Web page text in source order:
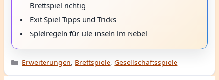
Brettspiel richtig
Exit Spiel Tipps und Tricks
Spielregeln für Die Inseln im Nebel
Kategorien
Erweiterungen, Brettspiele,Gesellschaftsspiele